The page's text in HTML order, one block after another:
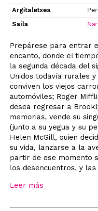
Argitaletxea
Saila
Prepárese para entrar
encanto, donde el
la segunda década del
Unidos todavía rurales
conviven los viejos
automóviles; Roger
desea regresar a
memorias, vende su
(junto a su yegua y su
Helen McGill, quien
su vida, lanzarse a la
partir de ese momento
los desencuentros, y las
Leer más